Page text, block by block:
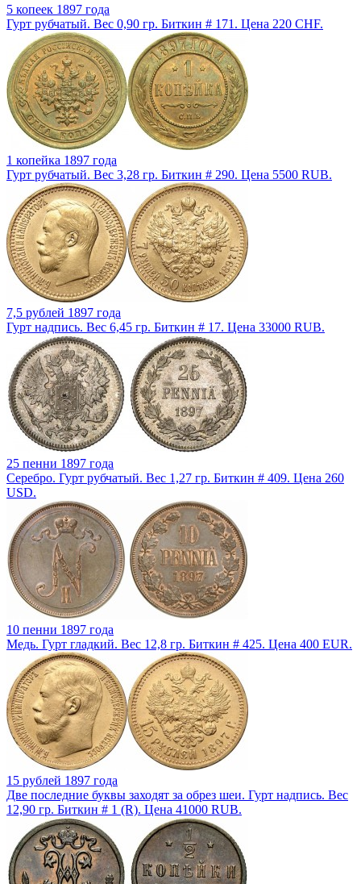
5 копеек 1897 года
Гурт рубчатый. Вес 0,90 гр. Биткин # 171. Цена 220 CHF.
1 копейка 1897 года
Гурт рубчатый. Вес 3,28 гр. Биткин # 290. Цена 5500 RUB.
7,5 рублей 1897 года
Гурт надпись. Вес 6,45 гр. Биткин # 17. Цена 33000 RUB.
25 пенни 1897 года
Серебро. Гурт рубчатый. Вес 1,27 гр. Биткин # 409. Цена 260
USD.
10 пенни 1897 года
Медь. Гурт гладкий. Вес 12,8 гр. Биткин # 425. Цена 400 EUR.
15 рублей 1897 года
Две последние буквы заходят за обрез шеи. Гурт надпись. Вес
12,90 гр. Биткин # 1 (R). Цена 41000 RUB.